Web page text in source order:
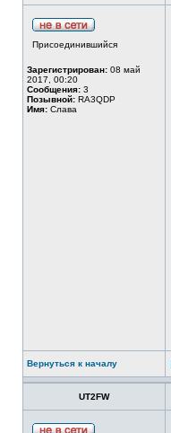
Присоединившийся
Зарегистрирован: 08 май
2017, 00:20
Сообщения: 3
Позывной: RA3QDP
Имя: Слава
Вернуться к началу
UT2FW